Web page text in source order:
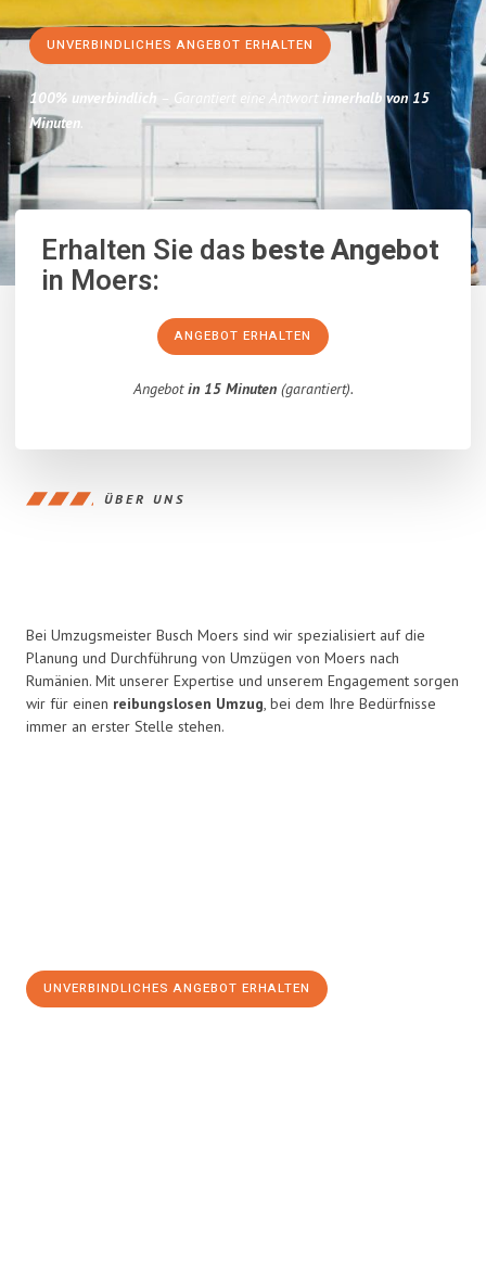
UNVERBINDLICHES ANGEBOT ERHALTEN
100% unverbindlich – Garantiert eine Antwort innerhalb von 15
Minuten.
Erhalten Sie dasbeste Angebot
in Moers:
ANGEBOT ERHALTEN
Angebotin 15 Minuten(garantiert).
ÜBER UNS
Bei Umzugsmeister Busch Moers sind wir spezialisiert auf die
Planung und Durchführung von Umzügen von Moers nach
Rumänien. Mit unserer Expertise und unserem Engagement sorgen
wir für einen reibungslosen Umzug, bei dem Ihre Bedürfnisse
immer an erster Stelle stehen.
UNVERBINDLICHES ANGEBOT ERHALTEN